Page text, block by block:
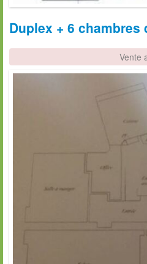
Duplex + 6 chambres
Vente